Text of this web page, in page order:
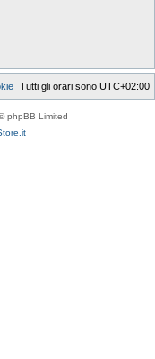
Tutti gli orari sono UTC+02:00
phpBB Limited